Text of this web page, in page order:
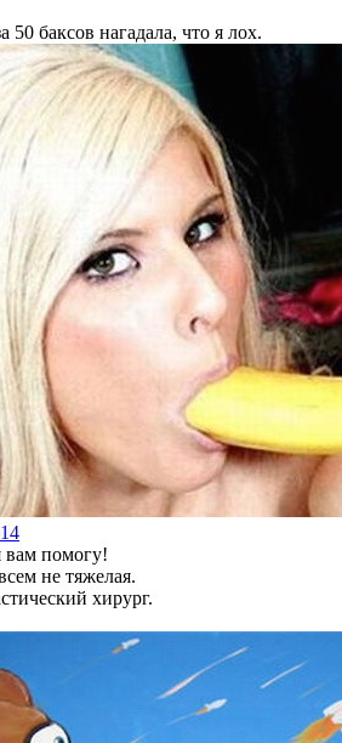
50 баксов нагадала, что я лох.
вам помогу!
не тяжелая.
хирург.